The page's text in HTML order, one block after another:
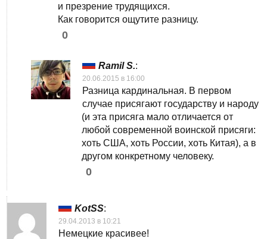
и презрение трудящихся.
Как говорится ощутите разницу.
0
Ramil S.:
20.06.2015 в 16:00
Разница кардинальная. В первом
случае присягают государству и народу
(и эта присяга мало отличается от
любой современной воинской присяги:
хоть США, хоть России, хоть Китая), а в
другом конкретному человеку.
0
KotSS:
29.04.2013 в 10:21
Немецкие красивее!